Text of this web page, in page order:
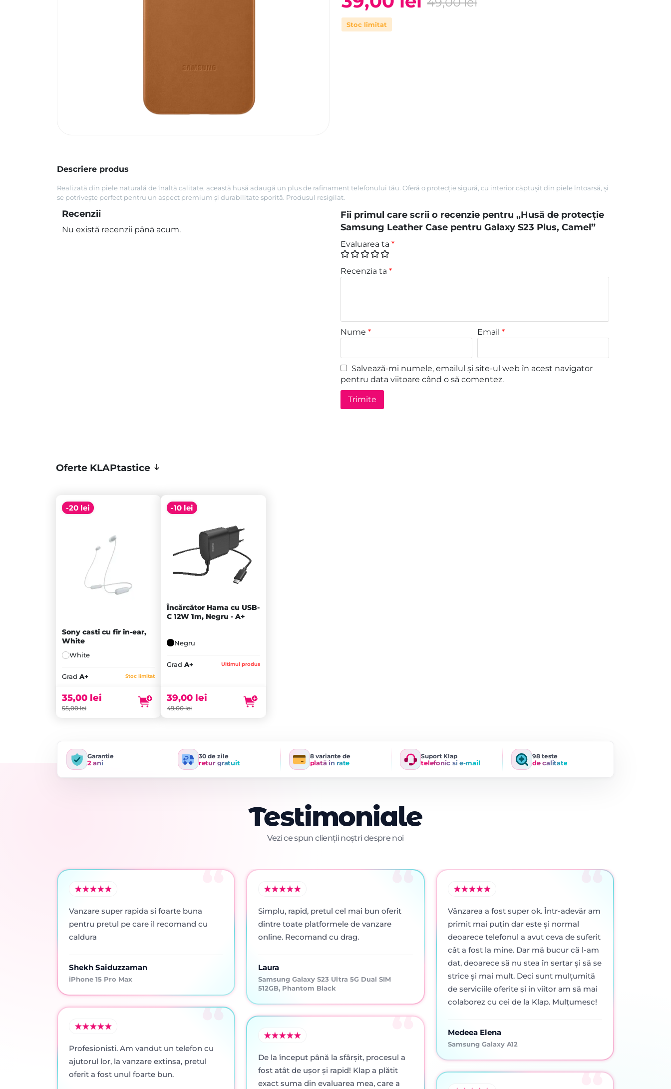
Prețul
inițial
Prețul
curent
Stoc limitat
Descriere produs
Realizată din piele naturală de înaltă calitate, această husă adaugă un plus de rafinament telefonului tău. Oferă o protecție sigură, cu interior căptușit din piele întoarsă, și
se potrivește perfect pentru un aspect premium și durabilitate sporită. Produsul resigilat.
Recenzii
Nu există recenzii până acum.
Fii primul care scrii o recenzie pentru „Husă de protecție
Samsung Leather Case pentru Galaxy S23 Plus, Camel”
Evaluarea ta *
Recenzia ta *
Nume * Email*
Salvează-mi numele, emailul și site-ul web în acest navigator
pentru data viitoare când o să comentez.
Oferte KLAPtastice
-20 lei
Sony casti cu fir in-ear,
White
White
Grad A+ Stoc limitat
55,00lei
35,00 lei
-10 lei
Încărcător Hama cu USB-
C 12W 1m, Negru - A+
Negru
Grad A+ Ultimul produs
49,00lei
Prețul
fost:
49,00 lei.
39,00 lei
este:
39,00 lei.
Garanție
2 ani
30 de zile
retur gratuit
8 variante de
plată în rate
Suport Klap
telefonic și e-mail
98 teste
de calitate
Testimoniale
Vezi ce spun clienții noștri despre noi
Vanzare super rapida si foarte buna
pentru pretul pe care il recomand cu
caldura
Shekh Saiduzzaman
iPhone 15 Pro Max
Profesionisti. Am vandut un telefon cu
ajutorul lor, la vanzare extinsa, pretul
oferit a fost unul foarte bun.
Simplu, rapid, pretul cel mai bun oferit
dintre toate platformele de vanzare
online. Recomand cu drag.
Laura
Samsung Galaxy S23 Ultra 5G Dual SIM
512GB, Phantom Black
De la început până la sfârșit, procesul a
fost atât de ușor și rapid! Klap a plătit
exact suma din evaluarea mea, care a
Vânzarea a fost super ok. Într-adevăr am
primit mai puţin dar este şi normal
deoarece telefonul a avut ceva de suferit
cât a fost la mine. Dar mă bucur că l-am
dat, deoarece să nu stea în sertar şi să se
strice şi mai mult. Deci sunt mulţumită
de serviciile oferite şi in viitor am să mai
colaborez cu cei de la Klap. Mulţumesc!
Medeea Elena
Samsung Galaxy A12